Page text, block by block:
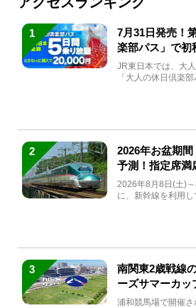
1
7月31日発売！
楽部パス」で初
JR東日本では、大
「大人の休日倶楽
2
2026年お盆期
予測！指定席満
急券も解説
2026年8月8日(土)
に、新幹線を利用
3
南関東2歳戦線
ーズサマーカッ
馬と見どころを
浦和競馬場で開催